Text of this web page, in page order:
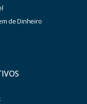
de Dinheiro